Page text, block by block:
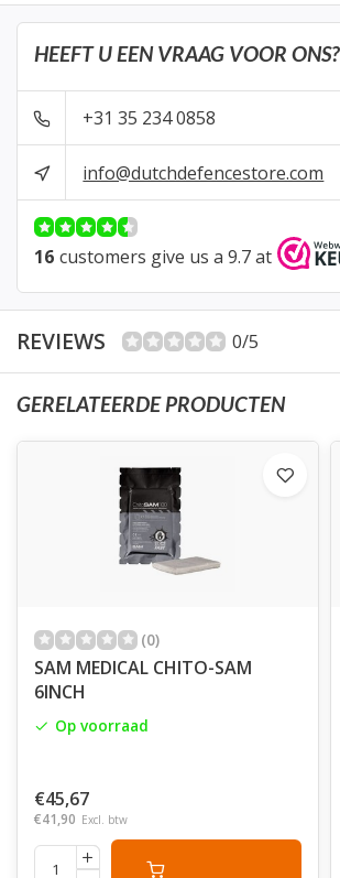
HEEFT U EEN VRAAG VOOR ONS?
+31 35 234 0858
info@dutchdefencestore.com
16 customers give us a 9.7 at
REVIEWS 0/5
GERELATEERDE PRODUCTEN
(0)
SAM MEDICAL CHITO-SAM
6INCH
Op voorraad
€45,67
€41,90 Excl. btw